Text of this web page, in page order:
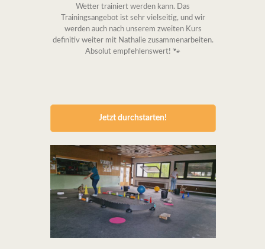
Wetter trainiert werden kann. Das
Trainingsangebot ist sehr vielseitig, und wir
werden auch nach unserem zweiten Kurs
definitiv weiter mit Nathalie zusammenarbeiten.
Absolut empfehlenswert! 🐾
Jetzt durchstarten!